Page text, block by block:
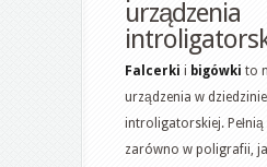
urządzenia
Falcerki i bigówki to
urządzenia w dziedzinie
introligatorskiej.
zarówno w poligrafii,